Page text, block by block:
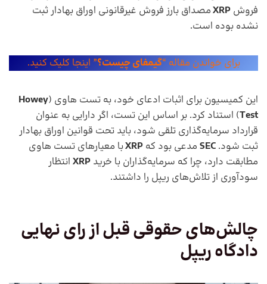
فروش XRPمصداق بارز فروش غیرقانونی اوراق بهادار ثبت
نشده بوده است.
برای خواندن مقاله “گیمفای چیست؟” اینجا کلیک کنید.
این کمیسیون برای اثبات ادعای خود، به تست هاوی (Howey
Test) استناد کرد. بر اساس این تست، اگر دارایی به عنوان
قرارداد سرمایه‌گذاری تلقی شود، باید تحت قوانین اوراق بهادار
ثبت شود. SEC مدعی بود که XRPبا معیارهای تست هاوی
مطابقت دارد، چرا که سرمایه‌گذاران با خرید XRP انتظار
سودآوری از تلاش‌های ریپل را داشتند.
چالش‌های حقوقی قبل از رای نهایی
دادگاه ریپل